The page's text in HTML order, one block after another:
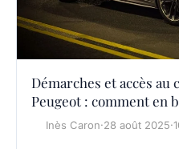
Démarches et accès au
Peugeot : comment en
Inès Caron·28 août 2025·